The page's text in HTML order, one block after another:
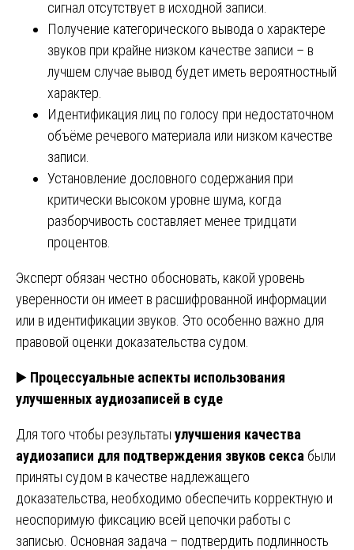
сигнал отсутствует в исходной записи.
Получение категорического вывода о характере
звуков при крайне низком качестве записи – в
лучшем случае вывод будет иметь вероятностный
характер.
Идентификация лиц по голосу при недостаточном
объёме речевого материала или низком качестве
записи.
Установление дословного содержания при
критически высоком уровне шума, когда
разборчивость составляет менее тридцати
процентов.
Эксперт обязан честно обосновать, какой уровень
уверенности он имеет в расшифрованной информации
или в идентификации звуков. Это особенно важно для
правовой оценки доказательства судом.
▶️ Процессуальные аспекты использования
улучшенных аудиозаписей в суде
Для того чтобы результаты улучшения качества
аудиозаписи для подтверждения звуков секса были
приняты судом в качестве надлежащего
доказательства, необходимо обеспечить корректную и
неоспоримую фиксацию всей цепочки работы с
записью. Основная задача – подтвердить подлинность